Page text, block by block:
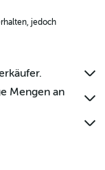
jedoch
Mengen an